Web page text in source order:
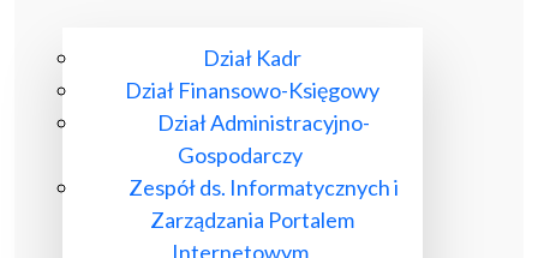
Dział Kadr
Dział Finansowo-Księgowy
Dział Administracyjno-
Gospodarczy
Zespół ds. Informatycznych i
Zarządzania Portalem
Internetowym